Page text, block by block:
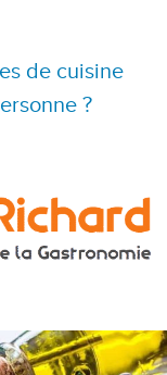
de cuisine
?